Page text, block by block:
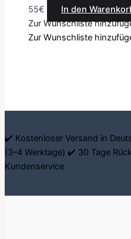
55€
In den
Zur Wunschliste
Zur Wunschliste
✔️ Kostenloser Versand in
(3–4 Werktage) ✔️ 30 Tage
Kundenservice